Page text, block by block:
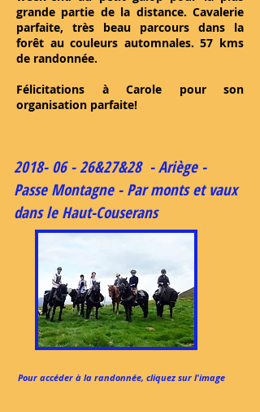
grande partie de la distance. Cavalerie
parfaite, très beau parcours dans la
forêt au couleurs automnales. 57 kms
de randonnée.
Félicitations à Carole pour son
organisation parfaite!
2018- 06 - 26&27&28 - Ariège -
Passe Montagne - Par monts et vaux
dans le Haut-Couserans
Pour accéder à la randonnée, cliquez sur l'image